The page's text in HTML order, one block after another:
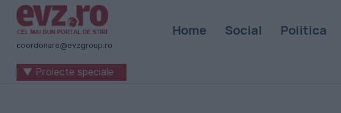
Știri
naționale
internaționale
coordonare@evzgroup.ro
Home Social Politica
▼ Proiecte speciale